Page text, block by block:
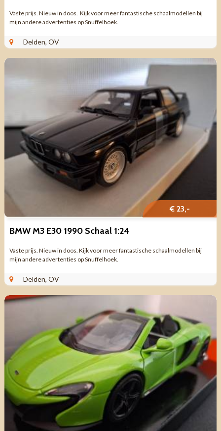
Vaste prijs. Nieuw in doos. Kijk voor meer fantastische schaalmodellen bij
mijn andere advertenties op Snuffelhoek.
Delden, OV
€ 23,-
BMW M3 E30 1990 Schaal 1:24
Vaste prijs. Nieuw in doos. Kijk voor meer fantastische schaalmodellen bij
mijn andere advertenties op Snuffelhoek.
Delden, OV